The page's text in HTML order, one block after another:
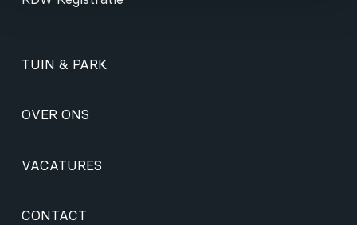
TUIN & PARK
OVER ONS
VACATURES
CONTACT